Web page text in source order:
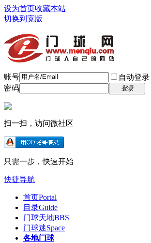
设为首页收藏本站
切换到宽版
账号 自动登录
密码
登录
扫一扫，访问微社区
只需一步，快速开始
快捷导航
首页Portal
目录Guide
门球天地BBS
门球迷Space
各地门球